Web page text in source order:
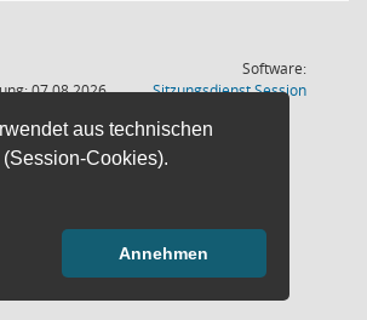
aus technischen
Cookies).
Annehmen
07.08.2026
Software:
SitzungsdienstSession(Wird in